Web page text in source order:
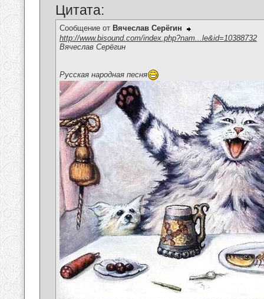
Цитата:
Сообщение от Вячеслав Серёгин
http://www.bisound.com/index.php?nam...le&id=10388732
Вячеслав Серёгин
Русская народная песня